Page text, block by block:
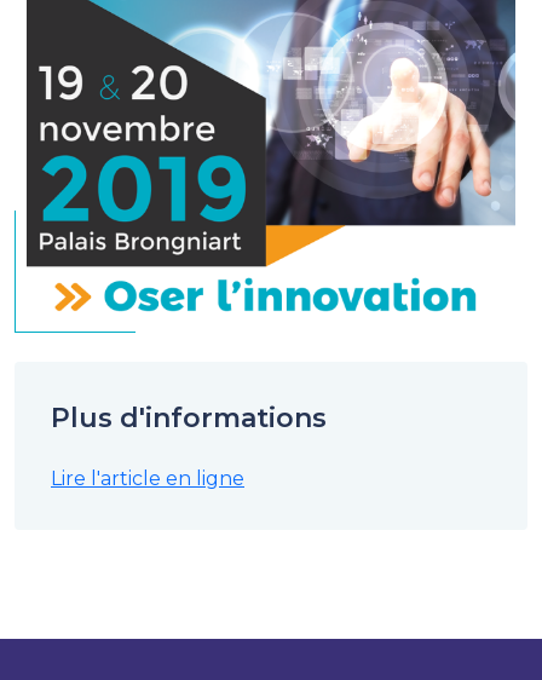
Plus d'informations
Lire l'article en ligne